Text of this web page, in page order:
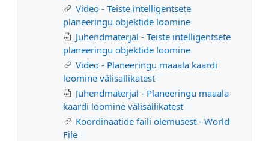
Video - Teiste intelligentsete
planeeringu objektide loomine
Juhendmaterjal - Teiste intelligentsete
planeeringu objektide loomine
Video - Planeeringu maaala kaardi
loomine välisallikatest
Juhendmaterjal - Planeeringu maaala
kaardi loomine välisallikatest
Koordinaatide faili olemusest - World
File